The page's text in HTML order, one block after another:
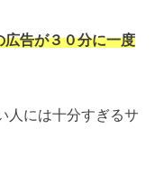
告が３０分に一度
人には十分すぎるサ